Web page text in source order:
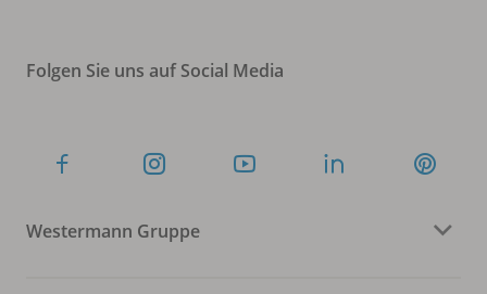
Folgen Sie uns auf Social Media
Westermann Gruppe